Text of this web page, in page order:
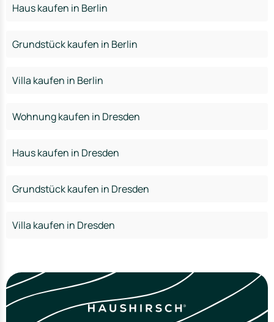
Haus kaufen in Berlin
Grundstück kaufen in Berlin
Villa kaufen in Berlin
Wohnung kaufen in Dresden
Haus kaufen in Dresden
Grundstück kaufen in Dresden
Villa kaufen in Dresden